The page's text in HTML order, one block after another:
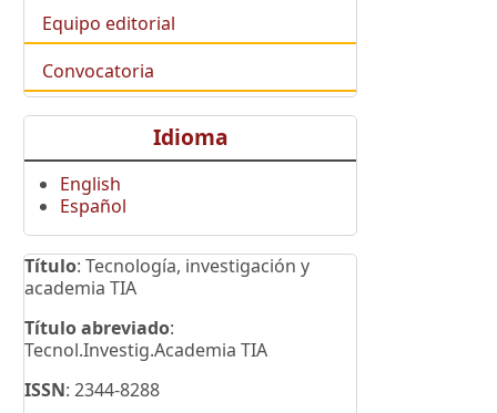
Equipo editorial
Convocatoria
Idioma
English
Español
Título: Tecnología, investigación y
academia TIA
Título abreviado:
Tecnol.Investig.Academia TIA
ISSN: 2344-8288